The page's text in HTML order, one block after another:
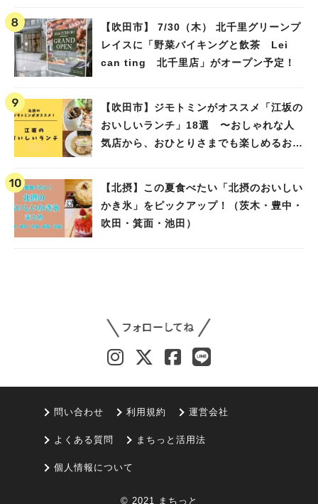
【吹田市】 7/30（木） 北千里グリーンプ
レイスに「野菜バイキングと飲茶 Lei
can ting 北千里店」がオープン予定！
【吹田市】ジモトミンがオススメ「江坂の
おいしいランチ」18選 〜おしゃれな人
気店から、おひとりさまでも楽しめるお店
【北摂】この夏食べたい「北摂のおいしい
かき氷」をピックアップ！（茨木・豊中・
吹田・箕面・池田）
問い合わせ 利用規約 運営会社
よくある質問 まちっと活用法
個人情報について
© 2021 まちっと